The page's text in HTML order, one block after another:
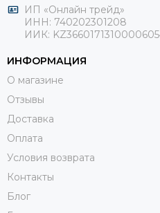
ИП «Онлайн трейд»
ИНН: 740202301208
ИИК:
ИНФОРМАЦИЯ
О магазине
Отзывы
Доставка
Оплата
Условия возврата
Контакты
Блог